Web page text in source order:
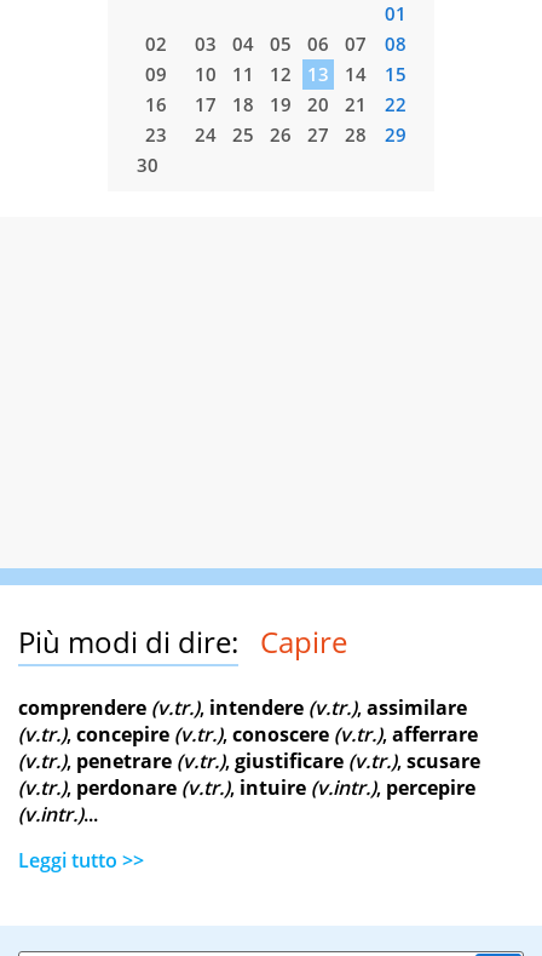
01
02
03 04 05 06 07
08
09
10 11 12 13 14
15
16
17 18 19 20 21
22
23
24 25 26 27 28
29
30
Più modi di dire: Capire
comprendere (v.tr.), intendere (v.tr.),assimilare
(v.tr.),concepire (v.tr.),conoscere (v.tr.),afferrare
(v.tr.), penetrare (v.tr.),giustificare (v.tr.),scusare
(v.tr.), perdonare (v.tr.), intuire (v.intr.), percepire
(v.intr.)...
Leggi tutto >>